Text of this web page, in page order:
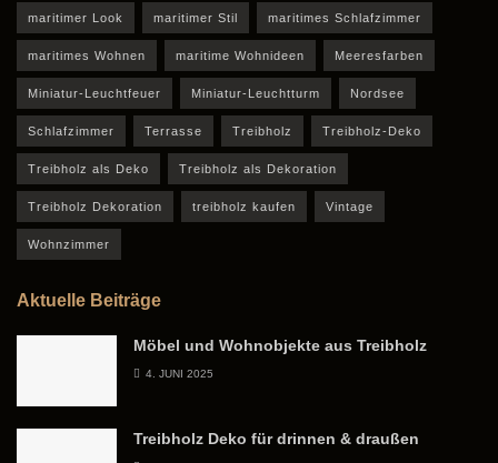
maritimer Look maritimer Stil maritimes Schlafzimmer
maritimes Wohnen maritime Wohnideen Meeresfarben
Miniatur-Leuchtfeuer Miniatur-Leuchtturm Nordsee
Schlafzimmer Terrasse Treibholz Treibholz-Deko
Treibholz als Deko Treibholz als Dekoration
Treibholz Dekoration treibholz kaufen Vintage
Wohnzimmer
Aktuelle Beiträge
Möbel und Wohnobjekte aus Treibholz
4. JUNI 2025
Treibholz Deko für drinnen & draußen